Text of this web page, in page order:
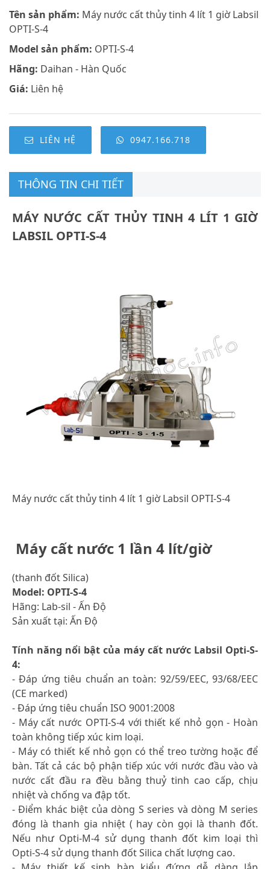
Tên sản phẩm: Máy nước cất thủy tinh 4 lít 1 giờ Labsil
OPTI-S-4
Model sản phẩm: OPTI-S-4
Hãng: Daihan - Hàn Quốc
Giá: Liên hệ
LIÊN HỆ 0947.166.718
THÔNG TIN CHI TIẾT
MÁY NƯỚC CẤT THỦY TINH 4 LÍT 1 GIỜ
LABSIL OPTI-S-4
Máy nước cất thủy tinh 4 lít 1 giờ Labsil OPTI-S-4
Máy cất nước 1 lần 4 lít/giờ
(thanh đốt Silica)
Model: OPTI-S-4
Hãng: Lab-sil - Ấn Độ
Sản xuất tại: Ấn Độ
Tính năng nổi bật của máy cất nước Labsil Opti-S-
4:
- Đáp ứng tiêu chuẩn an toàn: 92/59/EEC, 93/68/EEC
(CE marked)
- Đáp ứng tiêu chuẩn ISO 9001:2008
- Máy cất nước OPTI-S-4 với thiết kế nhỏ gọn - Hoàn
toàn không tiếp xúc kim loại.
- Máy có thiết kế nhỏ gọn có thể treo tường hoặc để
bàn. Tất cả các bộ phận tiếp xúc với nước đầu vào và
nước cất đầu ra đều bằng thuỷ tinh cao cấp, chịu
nhiệt và chống va đập tốt.
- Điểm khác biệt của dòng S series và dòng M series
đóng là thanh gia nhiệt ( hay còn gọi là thanh đốt.
Nếu như Opti-M-4 sử dụng thanh đốt kim loại thì
Opti-S-4 sử dụng thanh đốt Silica chất lượng cao.